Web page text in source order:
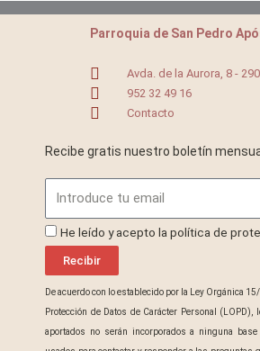
Parroquia de San Pedro
Avda. de la Aurora, 8 -
952 32 49 16
Contacto
Recibe gratis nuestro boletín
ProteccionDatos
He leído y acepto la política de
Recibir
De acuerdo con lo establecido por la Ley Orgánica
Protección de Datos de Carácter Personal
aportados no serán incorporados a ninguna